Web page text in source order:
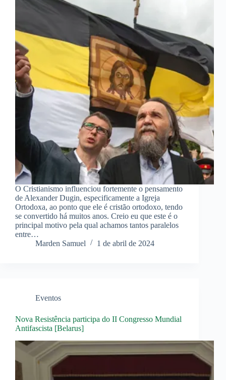
O Cristianismo influenciou fortemente o pensamento
de Alexander Dugin, especificamente a Igreja
Ortodoxa, ao ponto que ele é cristão ortodoxo, tendo
se convertido há muitos anos. Creio eu que este é o
principal motivo pela qual achamos tantos paralelos
entre…
Marden Samuel
1 de abril de 2024
Eventos
Nova Resistência participa do II Congresso Mundial
Antifascista [Belarus]